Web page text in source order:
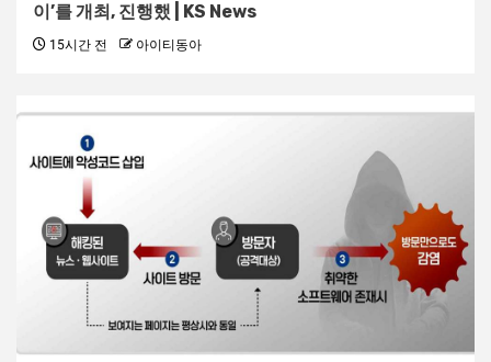
이’를 개최, 진행했 | KS News
15시간 전 아이티동아